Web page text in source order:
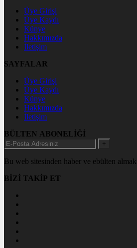
Üye Girişi
Üye Kaydı
Künye
Hakkımızda
İletişim
SAYFALAR
Üye Girişi
Üye Kaydı
Künye
Hakkımızda
İletişim
BÜLTEN ABONELİĞİ
+
Bu web sitesinden haber ve ebülten
BİZİ TAKİP ET